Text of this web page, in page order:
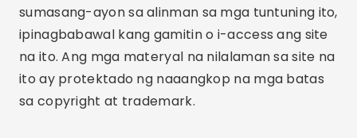
sumasang-ayon sa alinman sa mga tuntuning ito,
ipinagbabawal kang gamitin o i-access ang site
na ito. Ang mga materyal na nilalaman sa site na
ito ay protektado ng naaangkop na mga batas
sa copyright at trademark.